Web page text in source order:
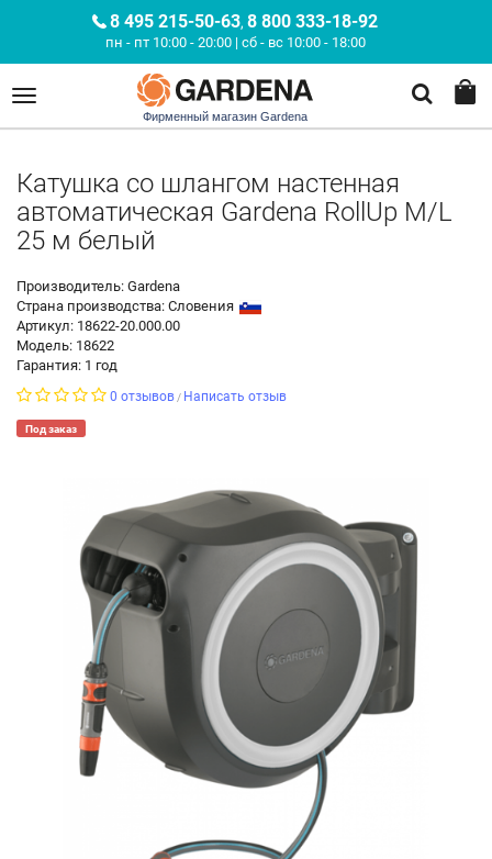
8 495 215-50-63, 8 800 333-18-92
пн - пт 10:00 - 20:00 | сб - вс 10:00 - 18:00
Фирменный магазин Gardena
Катушка со шлангом настенная
автоматическая Gardena RollUp M/L
25 м белый
Производитель: Gardena
Страна производства: Словения
Артикул: 18622-20.000.00
Модель: 18622
Гарантия: 1 год
0 отзывов / Написать отзыв
Под заказ